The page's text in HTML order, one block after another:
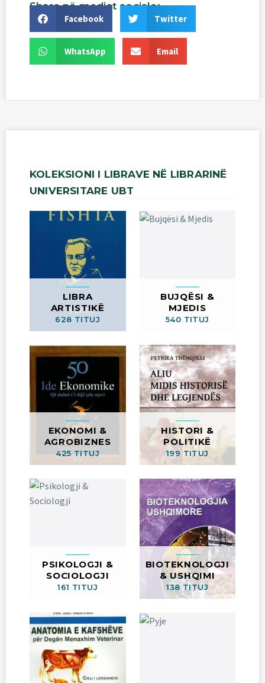
Share në mediat sociale:
Facebook Twitter
WhatsApp Email
KOLEKSIONI I LIBRAVE NË LIBRARINË
UNIVERSITARE UBT
LIBRA
ARTISTIKË
628 TITUJ
BUJQËSI &
MJEDIS
540 TITUJ
EKONOMI &
AGROBIZNES
425 TITUJ
HISTORI &
POLITIKË
199 TITUJ
PSIKOLOGJI &
SOCIOLOGJI
161 TITUJ
BIOTEKNOLOGJI
& USHQIMI
138 TITUJ